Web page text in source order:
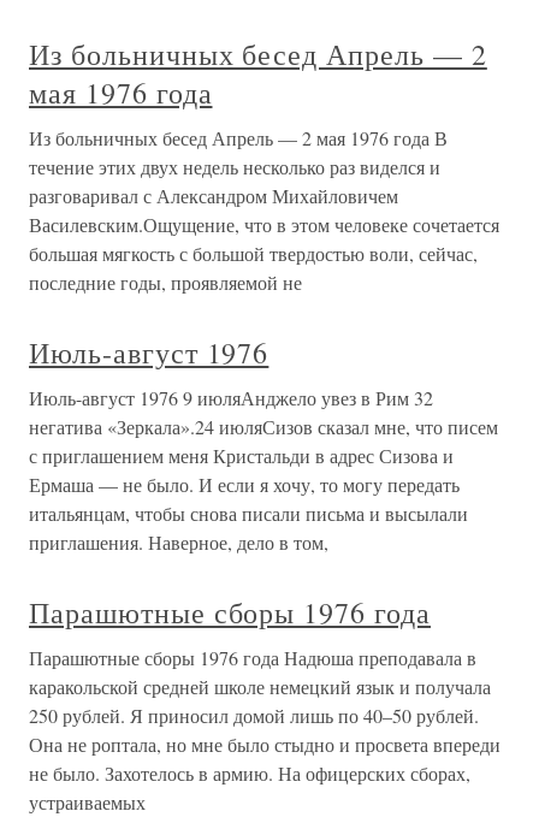
Из больничных бесед Апрель — 2
мая 1976 года
Из больничных бесед Апрель — 2 мая 1976 года В
течение этих двух недель несколько раз виделся и
разговаривал с Александром Михайловичем
Василевским.Ощущение, что в этом человеке сочетается
большая мягкость с большой твердостью воли, сейчас,
последние годы, проявляемой не
Июль-август 1976
Июль-август 1976 9 июляАнджело увез в Рим 32
негатива «Зеркала».24 июляСизов сказал мне, что писем
с приглашением меня Кристальди в адрес Сизова и
Ермаша — не было. И если я хочу, то могу передать
итальянцам, чтобы снова писали письма и высылали
приглашения. Наверное, дело в том,
Парашютные сборы 1976 года
Парашютные сборы 1976 года Надюша преподавала в
каракольской средней школе немецкий язык и получала
250 рублей. Я приносил домой лишь по 40–50 рублей.
Она не роптала, но мне было стыдно и просвета впереди
не было. Захотелось в армию. На офицерских сборах,
устраиваемых